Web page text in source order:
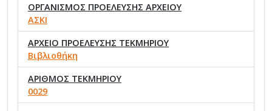
ΟΡΓΑΝΙΣΜΟΣ ΠΡΟΕΛΕΥΣΗΣ ΑΡΧΕΙΟΥ
ΑΣΚΙ
ΑΡΧΕΙΟ ΠΡΟΕΛΕΥΣΗΣ ΤΕΚΜΗΡΙΟΥ
Βιβλιοθήκη
ΑΡΙΘΜΟΣ ΤΕΚΜΗΡΙΟΥ
0029